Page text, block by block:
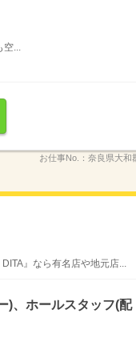
空...
お仕事No.： 奈良県大和
』なら有名店や地元店...
)、ホールスタッフ(配